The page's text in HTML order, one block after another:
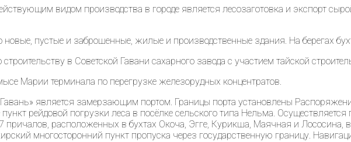
видом производства в городе является лесозаготовка и экспорт
новые, пустые и заброшенные, жилые и производственные здания. На берегах
в Советской Гавани сахарного завода с участием тайской
Марии терминала по перегрузке железорудных концентратов.
является замерзающим портом. Границы порта установлены
рейдовой погрузки леса в посёлке сельского типа Нельма.
расположенных в бухтах Окоча, Эгге, Курикша, Маячная и Лососина,
многосторонний пункт пропуска через государственную границу.